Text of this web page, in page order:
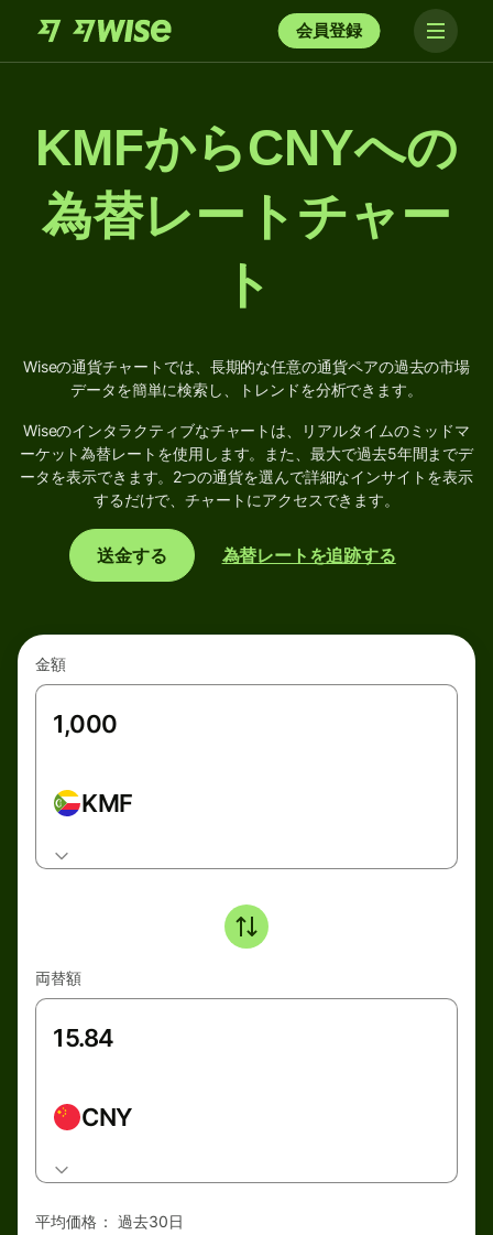
会員登録
KMFからCNYへの
為替レートチャー
ト
Wiseの通貨チャートでは、長期的な任意の通貨ペアの過去の市場
データを簡単に検索し、トレンドを分析できます。
Wiseのインタラクティブなチャートは、リアルタイムのミッドマ
ーケット為替レートを使用します。また、最大で過去5年間までデ
ータを表示できます。2つの通貨を選んで詳細なインサイトを表示
するだけで、チャートにアクセスできます。
送金する 為替レートを追跡する
金額
KMF
両替額
CNY
平均価格： 過去30日